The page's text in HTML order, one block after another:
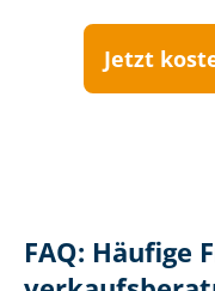
Jetzt
FAQ: Häufige